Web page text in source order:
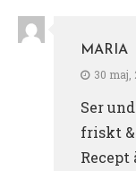
MARIA
30 maj,
Ser
friskt
Recept